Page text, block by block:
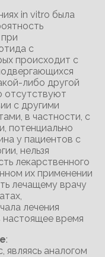
in vitro была
с
происходит с
либо другой
отсутствуют
с другими
в частности, с
потенциально
у пациентов с
нельзя
лекарственного
их применении
лечащему врачу
лечения
время
:
аналогом